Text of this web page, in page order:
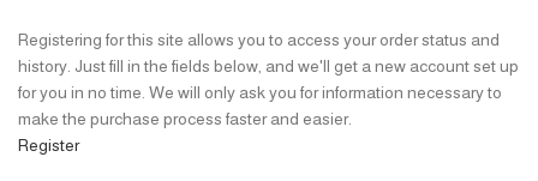
Registering for this site allows you to access your order status and
history. Just fill in the fields below, and we'll get a new account set up
for you in no time. We will only ask you for information necessary to
make the purchase process faster and easier.
Register